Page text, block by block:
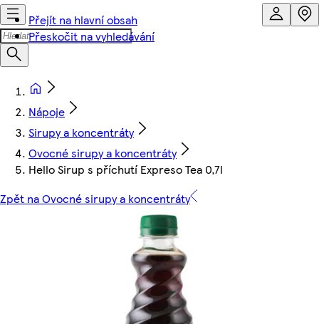
Přejít na hlavní obsah
Přeskočit na vyhledávání
Nápoje
Sirupy a koncentráty
Ovocné sirupy a koncentráty
Hello Sirup s příchutí Expreso Tea 0,7l
Zpět na Ovocné sirupy a koncentráty